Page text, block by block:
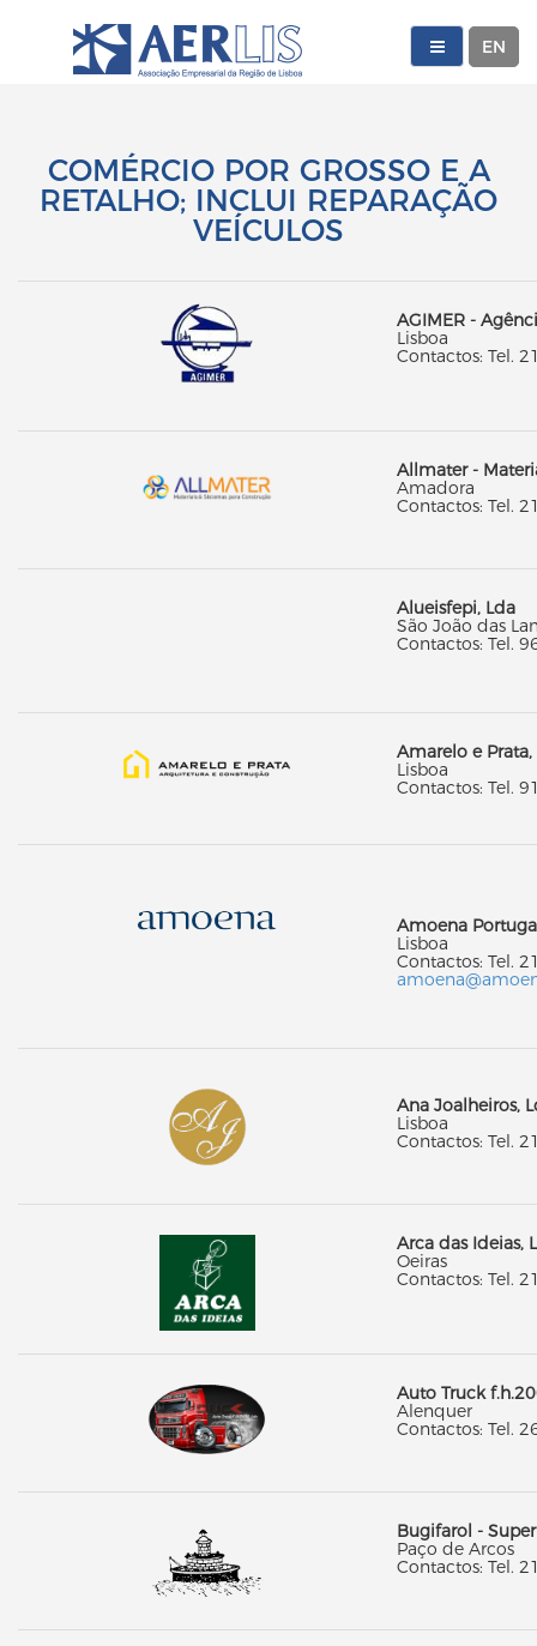
EN
COMÉRCIO POR GROSSO E A
RETALHO; INCLUI REPARAÇÃO
VEÍCULOS
AGIMER -
Lisboa
Contactos: Tel.
Allmater -
Amadora
Contactos: Tel.
Alueisfepi, Lda
São João das
Contactos: Tel.
Amarelo e Prata,
Lisboa
Contactos: Tel.
Amoena
Lisboa
Contactos: Tel.
Ana Joalheiros,
Lisboa
Contactos: Tel.
Arca das Ideias,
Oeiras
Contactos: Tel.
Auto Truck
Alenquer
Contactos: Tel.
Bugifarol -
Paço de Arcos
Contactos: Tel.